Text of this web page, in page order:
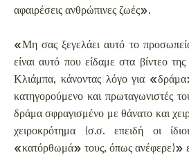
αφαιρέσεις ανθρώπινες ζωές».
«Μη σας ξεγελάει αυτό το
είναι αυτό που είδαμε στα βίντεο
Κλιάμπα, κάνοντας λόγο για
κατηγορούμενο και πρωταγωνιστές
δράμα σφραγισμένο με θάνατο και
χειροκρότημα (σ.σ. επειδή οι
«κατόρθωμά» τους, όπως ανέφερε)»